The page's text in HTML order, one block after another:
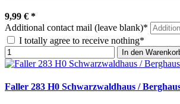
9,99 € *
Additional contact mail (leave blank)*
I totally agree to receive nothing*
In den
Faller 283 H0 Schwarzwaldhaus /